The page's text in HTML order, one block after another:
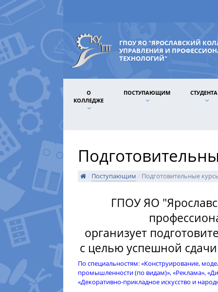
ГПОУ ЯО "ЯРОСЛАВСКИЙ
УПРАВЛЕНИЯ И
ТЕХНОЛОГИЙ"
О
КОЛЛЕДЖЕ
ПОСТУПАЮЩИМ
/ Поступающим / Подготовительные
ГПОУ ЯО
организует
с целью успешной
По специальностям: «Конструирование,
промышленности (по видам)», «Реклама»,
«Декоративно-прикладное искусство и